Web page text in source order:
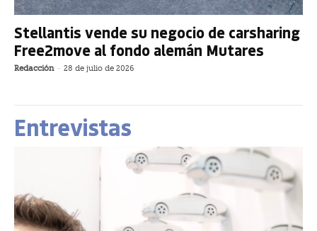
Stellantis vende su negocio de carsharing
Free2move al fondo alemán Mutares
Redacción - 28 de julio de 2026
Entrevistas